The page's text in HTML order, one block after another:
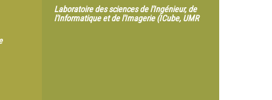
Laboratoire des sciences de l'Ingénieur, de
l'Informatique et de l'Imagerie (ICube, UMR